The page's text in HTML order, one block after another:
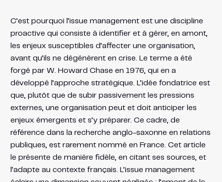
C’est pourquoi l’issue management est une discipline
proactive qui consiste à identifier et à gérer, en amont,
les enjeux susceptibles d’affecter une organisation,
avant qu’ils ne dégénèrent en crise. Le terme a été
forgé par W. Howard Chase en 1976, qui en a
développé l’approche stratégique. L’idée fondatrice est
que, plutôt que de subir passivement les pressions
externes, une organisation peut et doit anticiper les
enjeux émergents et s’y préparer. Ce cadre, de
référence dans la recherche anglo-saxonne en relations
publiques, est rarement nommé en France. Cet article
le présente de manière fidèle, en citant ses sources, et
l’adapte au contexte français. L’issue management